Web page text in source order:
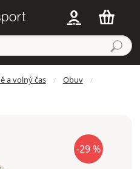
a volný čas
Obuv
-29 %